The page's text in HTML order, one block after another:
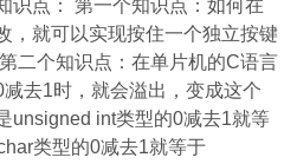
识点： 第一个知识点：如何在
，就可以实现按住一个独立按键
二个知识点：在单片机的C语言
去1时，就会溢出，变成这个
unsigned int类型的0减去1就等
类型的0减去1就等于